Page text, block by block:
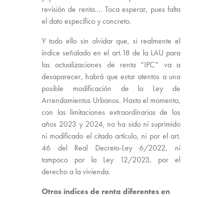
revisión de renta…. Toca esperar, pues falta
el dato específico y concreto.
Y todo ello sin olvidar que, si realmente el
índice señalado en el art.18 de la LAU para
las actualizaciones de renta “IPC” va a
desaparecer, habrá que estar atentos a una
posible modificación de la Ley de
Arrendamientos Urbanos. Hasta el momento,
con las limitaciones extraordinarias de los
años 2023 y 2024, no ha sido ni suprimido
ni modificado el citado artículo, ni por el art.
46 del Real Decreto-Ley 6/2022, ni
tampoco por la Ley 12/2023, por el
derecho a la vivienda.
Otros índices de renta diferentes en